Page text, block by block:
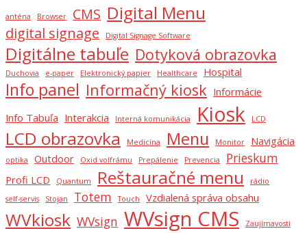
anténa Browser CMS Digital Menu
digital signage Digital Signage Software
Digitálne tabuľe Dotyková obrazovka
Duchovia e-paper Elektronický papier Healthcare Hospital
Info panel Informačný kiosk Informácie
Info Tabuľa Interakcia Interná komunikácia Kiosk LCD
LCD obrazovka Medicína Menu Monitor Navigácia
optika Outdoor Oxid volfrámu Prepálenie Prevencia Prieskum
Profi LCD Quantum Reštauračné menu
rádio
self-servis
Stojan Totem Touch Vzdialená správa obsahu
WVkiosk WVsign WVsign CMS Zaujímavosti